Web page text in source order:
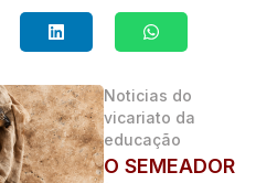
Noticias do
vicariato da
educação
O SEMEADOR